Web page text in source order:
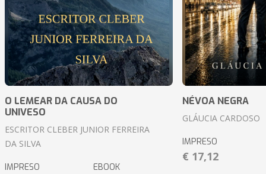
O LEMEAR DA CAUSA DO
UNIVESO
ESCRITOR CLEBER JUNIOR FERREIRA
DA SILVA
IMPRESO EBOOK
NÉVOA NEGRA
GLÁUCIA CARDOSO
IMPRESO
€ 17,12